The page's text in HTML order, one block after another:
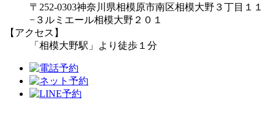
〒252-0303神奈川県相模原市南区相模大野３丁目１１
−３ ルミエール相模大野２０１
【アクセス】
「相模大野駅」より徒歩１分